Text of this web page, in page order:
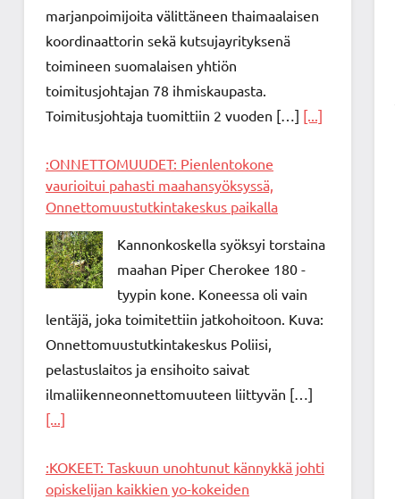
marjanpoimijoita välittäneen thaimaalaisen
koordinaattorin sekä kutsujayrityksenä
toimineen suomalaisen yhtiön
toimitusjohtajan 78 ihmiskaupasta.
Toimitusjohtaja tuomittiin 2 vuoden […] [...]
:ONNETTOMUUDET: Pienlentokone
vaurioitui pahasti maahansyöksyssä,
Onnettomuustutkintakeskus paikalla
Kannonkoskella syöksyi torstaina
maahan Piper Cherokee 180 -
tyypin kone. Koneessa oli vain
lentäjä, joka toimitettiin jatkohoitoon. Kuva:
Onnettomuustutkintakeskus Poliisi,
pelastuslaitos ja ensihoito saivat
ilmaliikenneonnettomuuteen liittyvän […]
[...]
:KOKEET: Taskuun unohtunut kännykkä johti
opiskelijan kaikkien yo-kokeiden